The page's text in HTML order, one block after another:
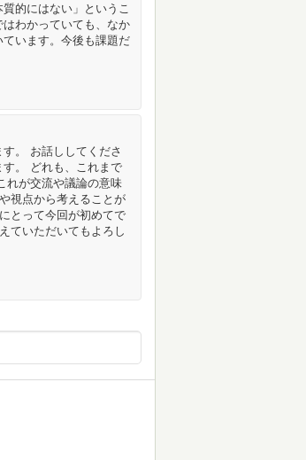
的にはない」というこ
わかっていても、なか
います。今後も課題だ
。 お話ししてくださ
。 どれも、これまで
れが交流や議論の意味
視点から考えることが
とって今回が初めてで
ていただいてもよろし